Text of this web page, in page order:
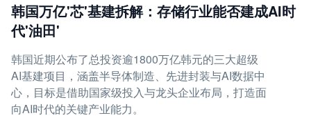
韩国万亿'芯'基建拆解：存储行业能否建成AI时
代'油田'
韩国近期公布了总投资逾1800万亿韩元的三大超级
AI基建项目，涵盖半导体制造、先进封装与AI数据中
心，目标是借助国家级投入与龙头企业布局，打造面
向AI时代的关键产业能力。